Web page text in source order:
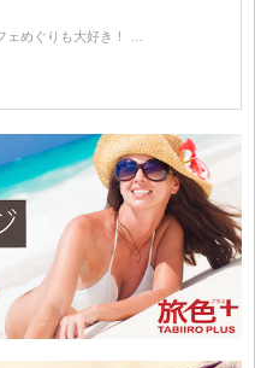
ェめぐりも大好き！ …